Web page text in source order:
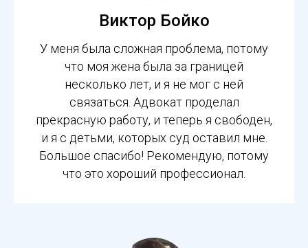
Виктор Бойко
У меня была сложная проблема, потому
что моя жена была за границей
несколько лет, и я не мог с ней
связаться. Адвокат проделал
прекрасную работу, и теперь я свободен,
и я с детьми, которых суд оставил мне.
Большое спасибо! Рекомендую, потому
что это хороший профессионал.